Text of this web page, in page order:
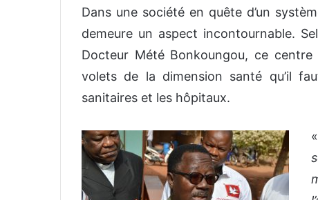
Dans une société en quête d’un
demeure un aspect incontournable.
Docteur Mété Bonkoungou, ce centre
volets de la dimension santé qu’il
sanitaires et les hôpitaux.